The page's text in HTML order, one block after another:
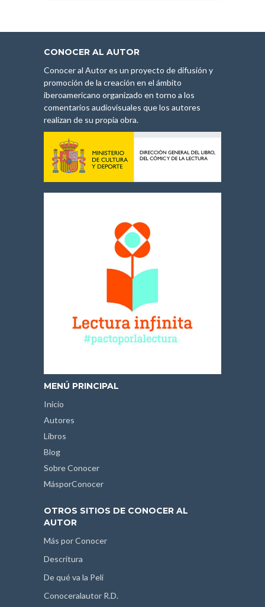
CONOCER AL AUTOR
Conocer al Autor es un proyecto de difusión y
promoción de la creación en el ámbito
iberoamericano organizado en torno a los
comentarios audiovisuales que los autores
realizan de su propia obra.
MENÚ PRINCIPAL
Inicio
Autores
Libros
Blog
Sobre Conocer
MásporConocer
OTROS SITIOS DE CONOCER AL
AUTOR
Más por Conocer
Descritura
De qué va la Peli
Conoceralautor R.D.